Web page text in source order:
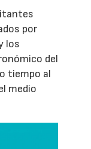
por
los
del
tiempo al
medio